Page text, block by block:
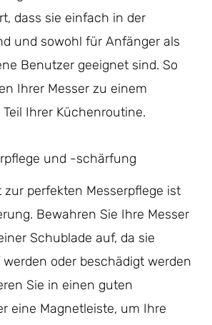
dass sie einfach in der
und sowohl für Anfänger als
Benutzer geeignet sind. So
Ihrer Messer zu einem
Ihrer Küchenroutine.
und -schärfung
zur perfekten Messerpflege ist
Bewahren Sie Ihre Messer
Schublade auf, da sie
oder beschädigt werden
Sie in einen guten
eine Magnetleiste, um Ihre